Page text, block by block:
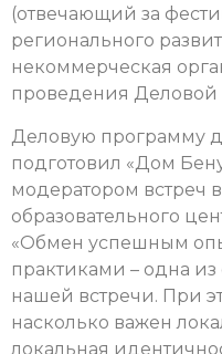
(отвечающий за
регионального
некоммерческая
проведения Деловой
Деловую программу
подготовил «Дом
модератором встреч
образовательного
«Обмен успешным
практиками – одна
нашей встречи. При
насколько важен
локальная